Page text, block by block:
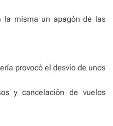
la misma un apagón de las
provocó el desvío de unos
y cancelación de vuelos